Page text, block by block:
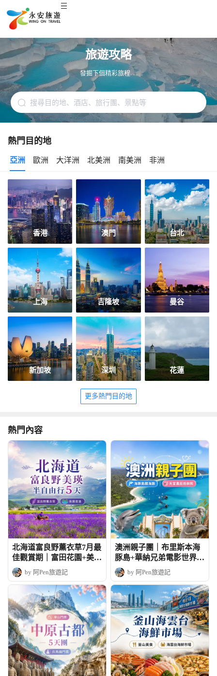
旅遊攻略
發掘下個精彩旅程. . .
熱門目的地
亞洲 歐洲 大洋洲 北美洲 南美洲 非洲
香港 澳門 台北
上海 吉隆坡 曼谷
新加坡 深圳 花蓮
更多熱門目的地
熱門內容
北海道富良野薰衣草7月最
佳觀賞期｜富田花園+美瑛
青池半自由行5天
by 阿Pen旅遊記
澳洲親子團｜布里斯本海
豚島+華納兄弟電影世界
+天堂農莊抱樹熊
by 阿Pen旅遊記